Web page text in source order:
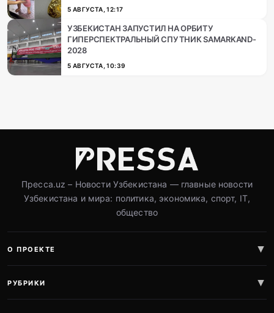
5 АВГУСТА, 12:17
УЗБЕКИСТАН ЗАПУСТИЛ НА ОРБИТУ
ГИПЕРСПЕКТРАЛЬНЫЙ СПУТНИК SAMARKAND-
2028
5 АВГУСТА, 10:39
Пресса.uz – Новости Узбекистана — главные новости
Узбекистана и мира: политика, экономика, спорт, IT,
общество
О ПРОЕКТЕ
РУБРИКИ